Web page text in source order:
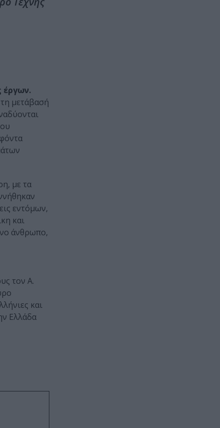
έργων.
μετάβασή
με τα
εντόμων,
και
άνθρωπο,
τον Α.
και
Ελλάδα